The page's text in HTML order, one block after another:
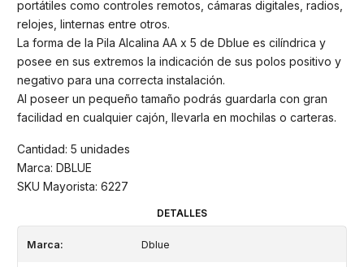
portátiles como controles remotos, cámaras digitales, radios,
relojes, linternas entre otros.
La forma de la Pila Alcalina AA x 5 de Dblue es cilíndrica y
posee en sus extremos la indicación de sus polos positivo y
negativo para una correcta instalación.
Al poseer un pequeño tamaño podrás guardarla con gran
facilidad en cualquier cajón, llevarla en mochilas o carteras.
Cantidad: 5 unidades
Marca: DBLUE
SKU Mayorista: 6227
DETALLES
Marca: Dblue